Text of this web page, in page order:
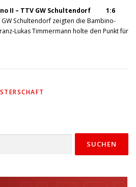
II – TTV GW Schultendorf 1:6
Schultendorf zeigten die Bambino-
Lukas Timmermann holte den Punkt für